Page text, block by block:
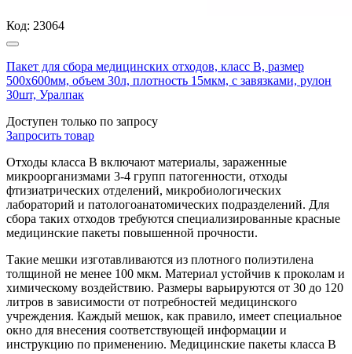
Код: 23064
Пакет для сбора медицинских отходов, класс В, размер
500х600мм, объем 30л, плотность 15мкм, с завязками, рулон
30шт, Уралпак
Доступен только по запросу
Запросить товар
Отходы класса В включают материалы, зараженные
микроорганизмами 3-4 групп патогенности, отходы
фтизиатрических отделений, микробиологических
лабораторий и патологоанатомических подразделений. Для
сбора таких отходов требуются специализированные красные
медицинские пакеты повышенной прочности.
Такие мешки изготавливаются из плотного полиэтилена
толщиной не менее 100 мкм. Материал устойчив к проколам и
химическому воздействию. Размеры варьируются от 30 до 120
литров в зависимости от потребностей медицинского
учреждения. Каждый мешок, как правило, имеет специальное
окно для внесения соответствующей информации и
инструкцию по применению. Медицинские пакеты класса В